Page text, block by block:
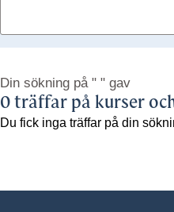
Din sökning på " " gav
0 träffar på kurser
Du fick inga träffar på din